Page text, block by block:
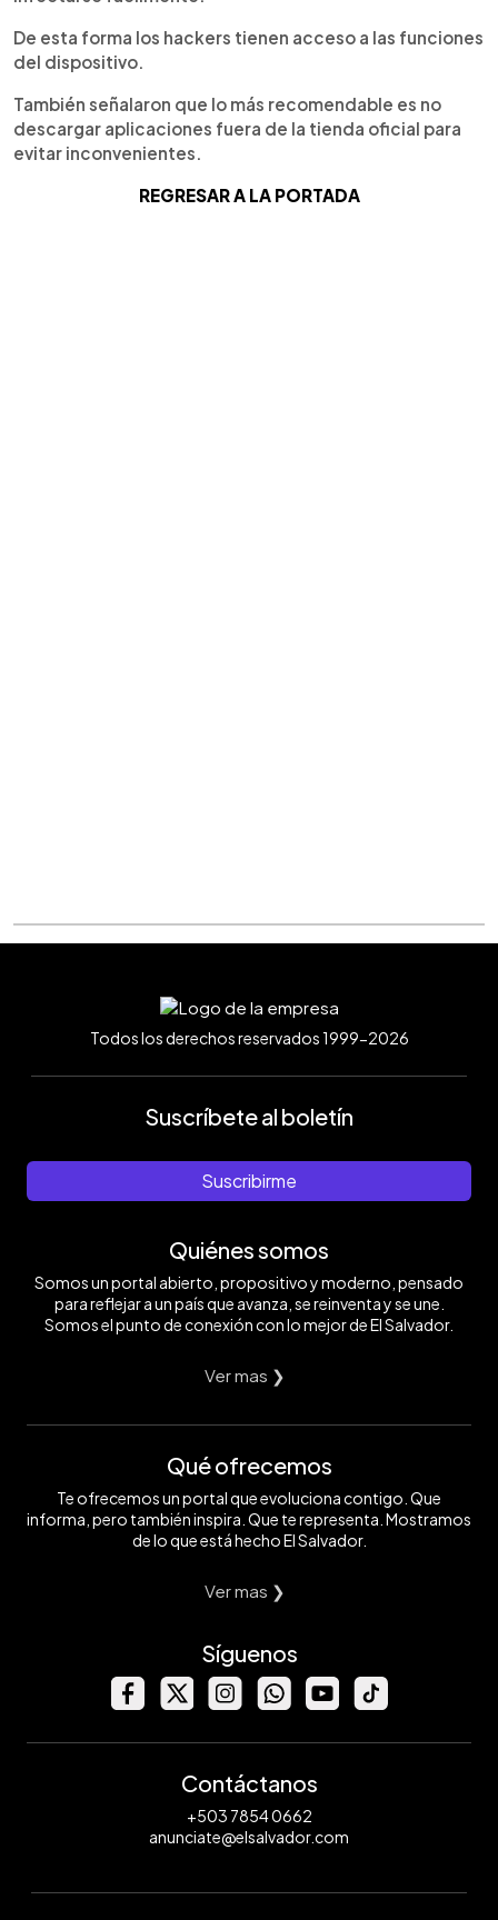
De esta forma los hackers tienen acceso a las funciones
del dispositivo.
También señalaron que lo más recomendable es no
descargar aplicaciones fuera de la tienda oficial para
evitar inconvenientes.
REGRESAR A LA PORTADA
Todos los derechos reservados 1999-2026
Suscríbete al boletín
Suscribirme
Quiénes somos
Somos un portal abierto, propositivo y moderno, pensado
para reflejar a un país que avanza, se reinventa y se une.
Somos el punto de conexión con lo mejor de El Salvador.
Ver mas ❯
Qué ofrecemos
Te ofrecemos un portal que evoluciona contigo. Que
informa, pero también inspira. Que te representa. Mostramos
de lo que está hecho El Salvador.
Ver mas ❯
Síguenos
Contáctanos
+503 7854 0662
anunciate@elsalvador.com